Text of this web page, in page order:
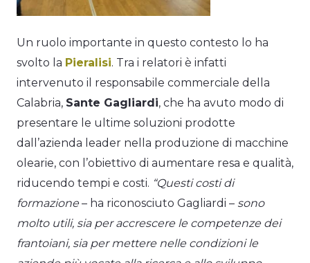
Un ruolo importante in questo contesto lo ha
svolto la Pieralisi. Tra i relatori è infatti
intervenuto il responsabile commerciale della
Calabria, Sante Gagliardi, che ha avuto modo di
presentare le ultime soluzioni prodotte
dall’azienda leader nella produzione di macchine
olearie, con l’obiettivo di aumentare resa e qualità,
riducendo tempi e costi. “Questi costi di
formazione – ha riconosciuto Gagliardi – sono
molto utili, sia per accrescere le competenze dei
frantoiani, sia per mettere nelle condizioni le